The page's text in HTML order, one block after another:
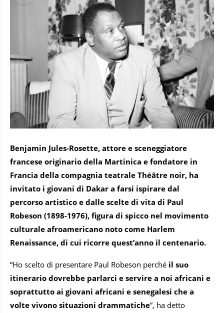
Benjamin Jules-Rosette, attore e sceneggiatore
francese originario della Martinica e fondatore in
Francia della compagnia teatrale Théâtre noir, ha
invitato i giovani di Dakar a farsi ispirare dal
percorso artistico e dalle scelte di vita di Paul
Robeson (1898-1976), figura di spicco nel movimento
culturale afroamericano noto come Harlem
Renaissance, di cui ricorre quest’anno il centenario.
“Ho scelto di presentare Paul Robeson perché il suo
itinerario dovrebbe parlarci e servire a noi africani e
soprattutto ai giovani africani e senegalesi che a
volte vivono situazioni drammatiche”, ha detto